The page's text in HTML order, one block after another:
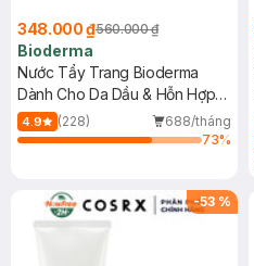
348.000 ₫560.000 ₫
Bioderma
Nước Tẩy Trang Bioderma
Dành Cho Da Dầu & Hỗn Hợp
500ml
4.9 (228)
688/tháng
73%
-53 %